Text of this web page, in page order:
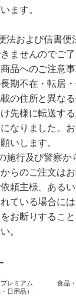
ます。
法および信書便
ませんのでご了
商品へのご注意
期不在・転居
の住所と異な
先様に転送す
なりました。
いします。
施行及び警察か
らのご注文は
頼主様、ある
ている場合に
お断りするこ
。
レミアム
・日用品）
食品